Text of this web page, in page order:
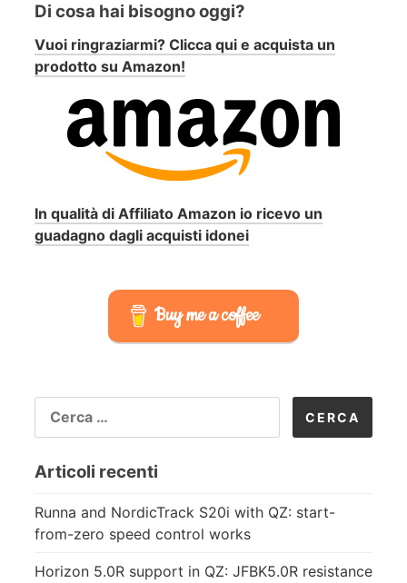
Di cosa hai bisogno oggi?
Vuoi ringraziarmi? Clicca qui e acquista un
prodotto su Amazon!
In qualità di Affiliato Amazon io ricevo un
guadagno dagli acquisti idonei
Buy me a coffee
PER:
Articoli recenti
Runna and NordicTrack S20i with QZ: start-
from-zero speed control works
Horizon 5.0R support in QZ: JFBK5.0R resistance